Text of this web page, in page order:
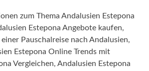
zum Thema Andalusien Estepona
Estepona Angebote kaufen,
einer Pauschalreise nach Andalusien,
Estepona Online Trends mit
Vergleichen, Andalusien Estepona